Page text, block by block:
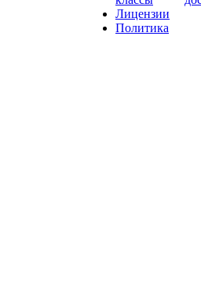
Лицензии
Политика